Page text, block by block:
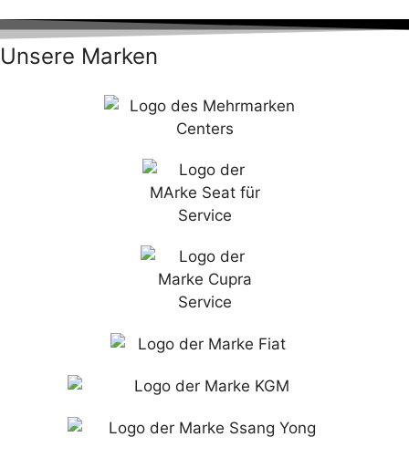
Unsere Marken